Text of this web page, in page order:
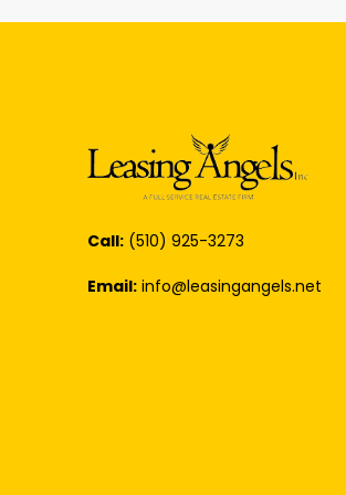
Call: (510) 925-3273
Email: info@leasingangels.net